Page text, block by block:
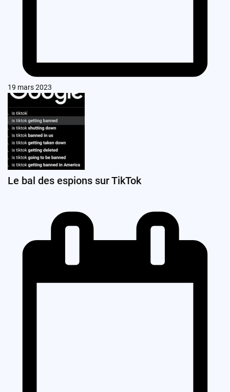
19 mars 2023
Le bal des espions sur TikTok